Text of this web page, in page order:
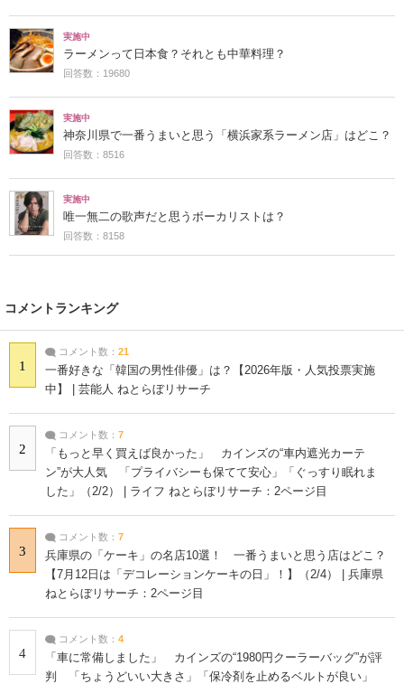
実施中
ラーメンって日本食？それとも中華料理？
回答数：19680
実施中
神奈川県で一番うまいと思う「横浜家系ラーメン店」はどこ？
回答数：8516
実施中
唯一無二の歌声だと思うボーカリストは？
回答数：8158
コメントランキング
1
コメント数： 21
一番好きな「韓国の男性俳優」は？【2026年版・人気投票実施
中】 | 芸能人 ねとらぼリサーチ
2
コメント数： 7
「もっと早く買えば良かった」 カインズの“車内遮光カーテ
ン”が大人気 「プライバシーも保てて安心」「ぐっすり眠れま
した」（2/2） | ライフ ねとらぼリサーチ：2ページ目
3
コメント数： 7
兵庫県の「ケーキ」の名店10選！ 一番うまいと思う店はどこ？
【7月12日は「デコレーションケーキの日」！】（2/4） | 兵庫県
ねとらぼリサーチ：2ページ目
4
コメント数： 4
「車に常備しました」 カインズの“1980円クーラーバッグ”が評
判 「ちょうどいい大きさ」「保冷剤を止めるベルトが良い」